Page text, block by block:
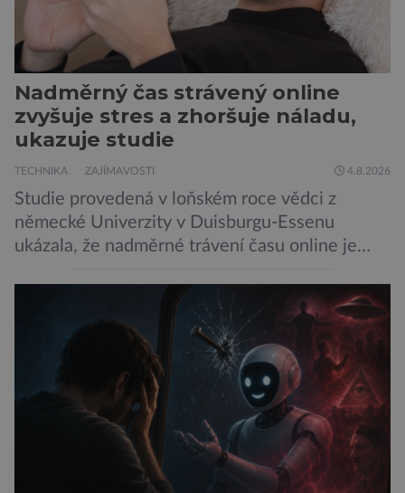
Nadměrný čas strávený online
zvyšuje stres a zhoršuje náladu,
ukazuje studie
TECHNIKA ZAJÍMAVOSTI 4.8.2026
Studie provedená v loňském roce vědci z
německé Univerzity v Duisburgu-Essenu
ukázala, že nadměrné trávení času online je
vede k zanedbávání dalších aktivit. Zúčastnilo
se jí 900 dospělých Němců, kteří uvedli, že se v
posledním roce alespoň jednou zapojili do hraní
her, sledování pornografie, sledování sociálních
sítí […]